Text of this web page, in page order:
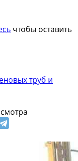
чтобы оставить
труб и